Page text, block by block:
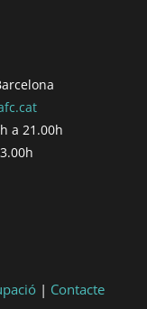
|{{
MM-DD',
a 21.00h
| Contacte